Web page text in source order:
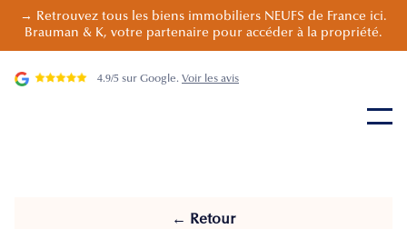
→ Retrouvez tous les biens immobiliers NEUFS de France ici.
Brauman & K, votre partenaire pour accéder à la propriété.
4.9/5 sur Google. Voir les avis
← Retour